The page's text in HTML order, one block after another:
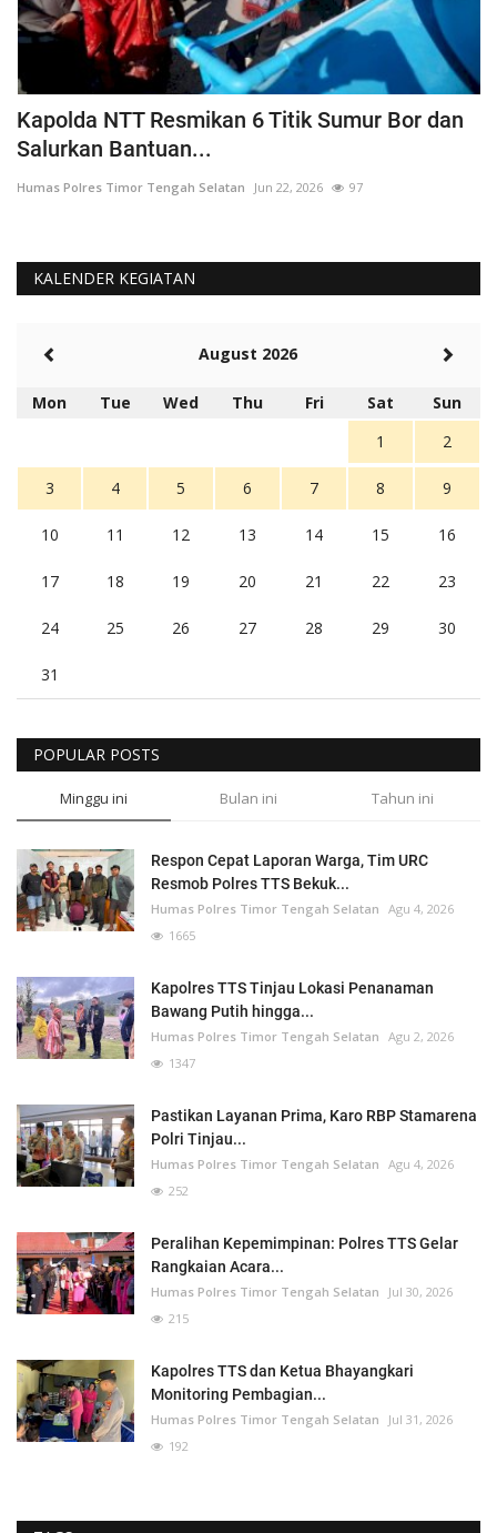
Kapolda NTT Resmikan 6 Titik Sumur Bor dan
Salurkan Bantuan...
Humas Polres Timor Tengah Selatan Jun 22, 2026 97
KALENDER KEGIATAN
August 2026
Mon Tue Wed Thu Fri Sat
Sun
1
2
3 4 5 6 7 8 9
10 11 12 13 14 15 16
17 18 19 20 21 22 23
24 25 26 27 28 29 30
31
POPULAR POSTS
Minggu ini Bulan ini Tahun ini
Respon Cepat Laporan Warga, Tim URC
Resmob Polres TTS Bekuk...
Humas Polres Timor Tengah Selatan Agu 4, 2026
1665
Kapolres TTS Tinjau Lokasi Penanaman
Bawang Putih hingga...
Humas Polres Timor Tengah Selatan Agu 2, 2026
1347
Pastikan Layanan Prima, Karo RBP Stamarena
Polri Tinjau...
Humas Polres Timor Tengah Selatan Agu 4, 2026
252
Peralihan Kepemimpinan: Polres TTS Gelar
Rangkaian Acara...
Humas Polres Timor Tengah Selatan
Jul 30, 2026
215
Kapolres TTS dan Ketua Bhayangkari
Monitoring Pembagian...
Humas Polres Timor Tengah Selatan
Jul 31, 2026
192